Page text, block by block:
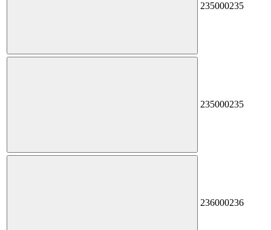
235000235
235000235
236000236